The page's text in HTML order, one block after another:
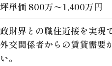
坪単価 800万〜1,400万円
政財界との職住近接を実現
外交関係者からの賃貸需要
い。